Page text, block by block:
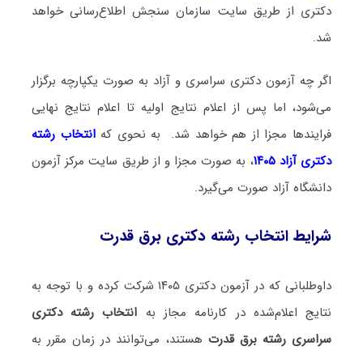
دکتری از طریق سایت سازمان سنجش اطلاع‌رسانی خواهد
شد.
اگر چه آزمون دکتری سراسری و آزاد به صورت یکپارچه برگزار
می‌شود، اما پس از اعلام نتایج اولیه تا اعلام نتایج نهایی
فرایندها مجزا از هم خواهد شد. به نحوی که انتخاب رشته
دکتری آزاد ۱۴۰۵
، به صورت مجزا و از طریق سایت مرکز آزمون
دانشگاه آزاد صورت می‌گیرد.
شرایط انتخاب رشته دکتری برق قدرت
داوطلبانی که در آزمون دکتری ۱۴۰۵ شرکت کرده و با توجه به
نتایج اعلام‌شده در کارنامه مجاز به انتخاب رشته دکتری
سراسری رشته برق قدرت هستند، می‌توانند در زمان مقرر به